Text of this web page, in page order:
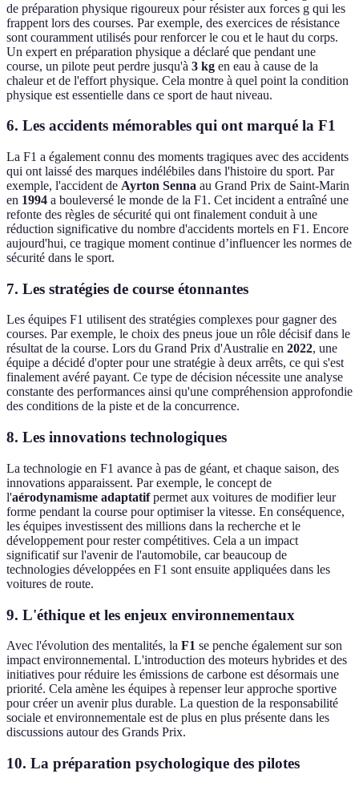
de préparation physique rigoureux pour résister aux forces g qui les
frappent lors des courses. Par exemple, des exercices de résistance
sont couramment utilisés pour renforcer le cou et le haut du corps.
Un expert en préparation physique a déclaré que pendant une
course, un pilote peut perdre jusqu'à 3 kg en eau à cause de la
chaleur et de l'effort physique. Cela montre à quel point la condition
physique est essentielle dans ce sport de haut niveau.
6. Les accidents mémorables qui ont marqué la F1
La F1 a également connu des moments tragiques avec des accidents
qui ont laissé des marques indélébiles dans l'histoire du sport. Par
exemple, l'accident de Ayrton Senna au Grand Prix de Saint-Marin
en 1994 a bouleversé le monde de la F1. Cet incident a entraîné une
refonte des règles de sécurité qui ont finalement conduit à une
réduction significative du nombre d'accidents mortels en F1. Encore
aujourd'hui, ce tragique moment continue d’influencer les normes de
sécurité dans le sport.
7. Les stratégies de course étonnantes
Les équipes F1 utilisent des stratégies complexes pour gagner des
courses. Par exemple, le choix des pneus joue un rôle décisif dans le
résultat de la course. Lors du Grand Prix d'Australie en 2022, une
équipe a décidé d'opter pour une stratégie à deux arrêts, ce qui s'est
finalement avéré payant. Ce type de décision nécessite une analyse
constante des performances ainsi qu'une compréhension approfondie
des conditions de la piste et de la concurrence.
8. Les innovations technologiques
La technologie en F1 avance à pas de géant, et chaque saison, des
innovations apparaissent. Par exemple, le concept de
l'aérodynamisme adaptatifpermet aux voitures de modifier leur
forme pendant la course pour optimiser la vitesse. En conséquence,
les équipes investissent des millions dans la recherche et le
développement pour rester compétitives. Cela a un impact
significatif sur l'avenir de l'automobile, car beaucoup de
technologies développées en F1 sont ensuite appliquées dans les
voitures de route.
9. L'éthique et les enjeux environnementaux
Avec l'évolution des mentalités, la F1 se penche également sur son
impact environnemental. L'introduction des moteurs hybrides et des
initiatives pour réduire les émissions de carbone est désormais une
priorité. Cela amène les équipes à repenser leur approche sportive
pour créer un avenir plus durable. La question de la responsabilité
sociale et environnementale est de plus en plus présente dans les
discussions autour des Grands Prix.
10. La préparation psychologique des pilotes